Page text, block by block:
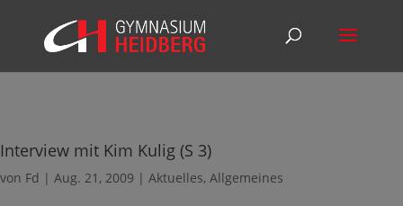
Interview mit Kim Kulig (S 3)
von Fd | Aug. 21, 2009 | Aktuelles, Allgemeines